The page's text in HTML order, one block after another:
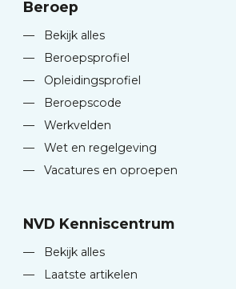
Beroep
—
Bekijk alles
—
Beroepsprofiel
—
Opleidingsprofiel
—
Beroepscode
—
Werkvelden
—
Wet en regelgeving
—
Vacatures en oproepen
NVD Kenniscentrum
—
Bekijk alles
—
Laatste artikelen